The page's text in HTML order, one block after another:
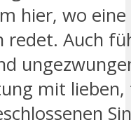
hier, wo
redet. Auch
mit